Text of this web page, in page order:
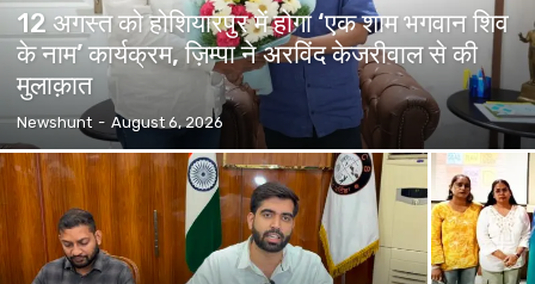
12 अगस्त को होशियारपुर में होगा ‘एक शाम भगवान शिव
के नाम’ कार्यक्रम, ज़िम्पा ने अरविंद केजरीवाल से की
मुलाक़ात
Newshunt - August 6, 2026